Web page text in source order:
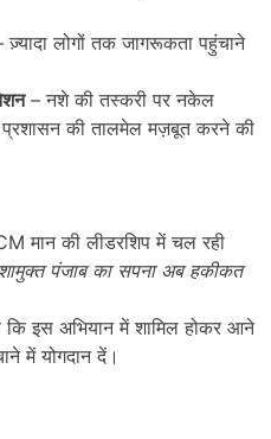
लोगों तक जागरूकता पहुंचाने
– नशे की तस्करी पर नकेल
की तालमेल मज़बूत करने की
मान की लीडरशिप में चल रही
पंजाब का सपना अब हकीकत
इस अभियान में शामिल होकर आने
में योगदान दें।